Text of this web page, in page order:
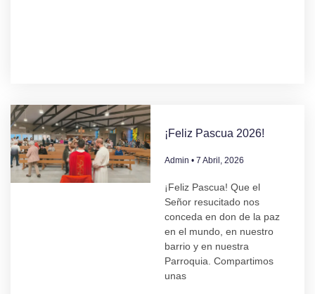
¡Feliz Pascua 2026!
Admin 7 Abril, 2026
¡Feliz Pascua! Que el
Señor resucitado nos
conceda en don de la paz
en el mundo, en nuestro
barrio y en nuestra
Parroquia. Compartimos
unas